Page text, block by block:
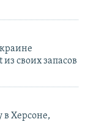
своих запасов
в Херсоне,